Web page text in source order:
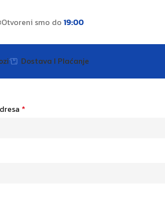
Otvoreni smo do 19:00
Dostava I Plaćanje
*